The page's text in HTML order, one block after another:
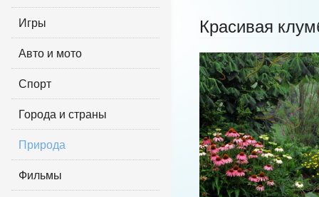
Игры
Авто и мото
Спорт
Города и страны
Природа
Фильмы
Красивая